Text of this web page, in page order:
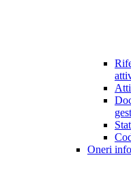
Oneri